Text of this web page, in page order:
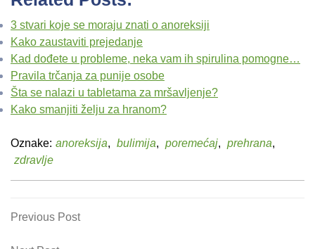
3 stvari koje se moraju znati o anoreksiji
Kako zaustaviti prejedanje
Kad dođete u probleme, neka vam ih spirulina pomogne…
Pravila trčanja za punije osobe
Šta se nalazi u tabletama za mršavljenje?
Kako smanjiti želju za hranom?
Oznake: anoreksija, bulimija, poremećaj, prehrana,
zdravlje
Navigacija
Previous
Previous Post